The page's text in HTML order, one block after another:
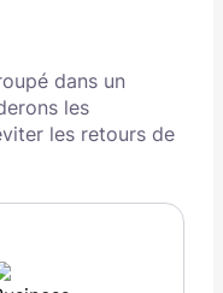
dans un
les
les retours de